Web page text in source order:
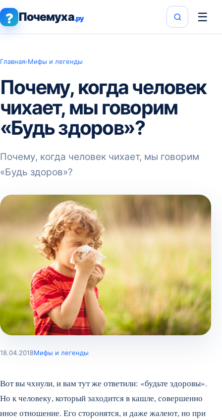
? Почемуха.ру ☰
Главная›Мифы и легенды
Почему, когда человек
чихает, мы говорим
«Будь здоров»?
Почему, когда человек чихает, мы говорим
«Будь здоров»?
18.04.2018Мифы и легенды
Вот вы чхнули, и вам тут же ответили: «будьте здоровы».
Но к человеку, который заходится в кашле, совершенно
иное отношение. Его сторонятся, и даже жалеют, но при